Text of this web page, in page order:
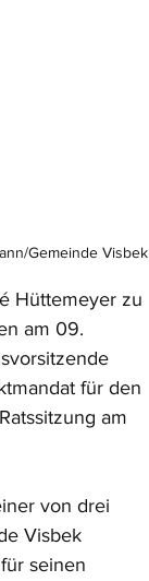
Gemeinde Visbek
Hüttemeyer zu
am 09.
für den
am
von drei
Visbek
seinen